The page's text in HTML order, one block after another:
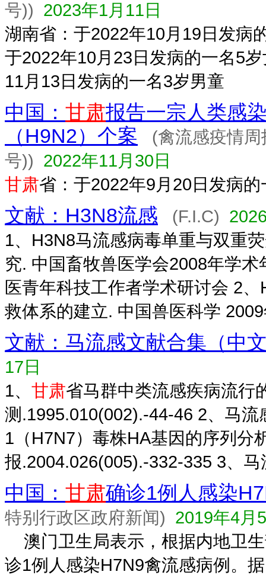
号)) 2023年1月11日
湖南省：于2022年10月19日发病
于2022年10月23日发病的一名5
11月13日发病的一名3岁男童
中国： 甘肃报告一宗人类感
（H9N2）个案
(禽流感疫情
号)) 2022年11月30日
甘肃省：于2022年9月20日发病
文献：H3N8流感 (F.I.C)
1、H3N8马流感病毒单重与双重
究. 中国畜牧兽医学会2008年学
医青年科技工作者学术研讨会 2
救体系的建立. 中国兽医科学
文献：马流感文献合集（中
17日
1、 甘肃省马群中类流感疾病流行
测.1995.010(002).-44-46 2、马
1（H7N7）毒株HA基因的序列分
报.2004.026(005).-332-335 3、马
中国： 甘肃确诊1例人感染
特别行政区政府新闻) 2019年4月
澳门卫生局表示，根据内地卫
诊1例人感染H7N9禽流感病例。